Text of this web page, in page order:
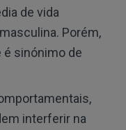
de vida
Porém,
sinónimo de
interferir na